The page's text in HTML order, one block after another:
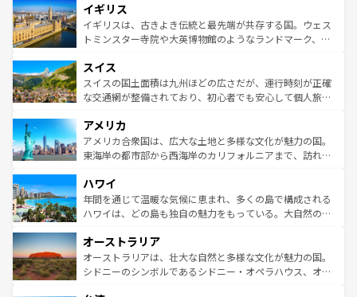
いる。シャンパンの発祥地であるランス、プロヴァンスの
香り高いラベンダー畑など、多彩な楽しみ方が可能だ。さ
らに、パリ以外の地域にも魅力が溢れており、どの街角に
れる地方に足を運ぶとそれぞれで全く異なる文化を体験で
きるだろう。 なお、新着のフランス情報はコンテンツ一覧
を参照してほしい。
顔を持つこの国は、どこを歩いても飽きることがない。ベ
ルリンの文化的活気、バイエルン州のアルプスの絶景、そ
してライン川沿いのワイン畑といった風景は必見。ビール
は、お酒好きな人にはぜひ体験してほしい。 なお、新着の
ドイツ情報はコンテンツ一覧を参照してほしい。
イギリス
イギリスは、古きよき伝統と最先端が共存する国。ウェス
トミンスター寺院や大英博物館のようなランドマーク、歴
リアごとに異なる魅力がある。また、優雅なアフタヌーン
ティー、ビール好きにはたまらない英国パブ、サッカー観
戦など、本場だからこそできる体験も豊富。イギリスを旅
ンツ一覧を参照してほしい。
スイス
スイスの国土面積は九州ほどの広さだが、運行時刻が正確
な交通網が整備されており、初心者でも安心して個人旅行
の建物がそのまま残る町や、スイスならではのユニークな
博物館もあり、アルプス観光だけでなく町歩きも満喫する
ことができる。国民の所得が高いため物価も高いが、旅行
ば市内交通費無料で観光を楽しむこともできる。 なお、新
着のスイス情報はコンテンツ一覧 を参照してほしい。
アメリカ
アメリカ合衆国は、広大な土地と多様な文化が魅力の国。
東海岸の都市部から西海岸のカリフォルニアまで、訪れる
のような巨大都市は、観光、ショッピング、エンターテイ
ンメントが詰まった刺激的なスポットだ。一方、アメリカ
西部には大自然が広がり、グランドキャニオンやイエロー
部のニューオーリンズでは、音楽と美食が融合した独特の
文化が魅力。旅行者はアメリカの各地域で異なる魅力を楽
しみながら、その多様性と豊かな歴史を感じることができ
ハワイ
年間を通じて温暖な気候に恵まれ、多くの島で構成される
ハワイは、どの島も独自の魅力をもっている。大自然の神
ワイ島は見逃せない。また、定番の観光地といえばオアフ
島だが、静かな自然を求めるならマウイ島やカウアイ島が
おすすめ。エメラルドグリーンに輝く海をはじめ、豊かな
オーストラリア
オーストラリアは、壮大な自然と多様な文化が魅力の国。
シドニーのシンボルであるシドニー・オペラハウス、オー